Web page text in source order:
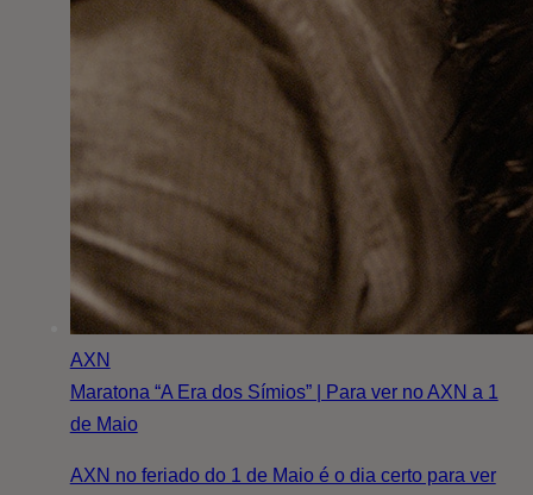
AXN
Maratona “A Era dos Símios” | Para ver no AXN a 1
de Maio
AXN no feriado do 1 de Maio é o dia certo para ver